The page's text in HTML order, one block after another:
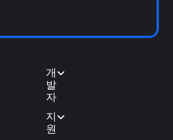
개
발
자
지
원